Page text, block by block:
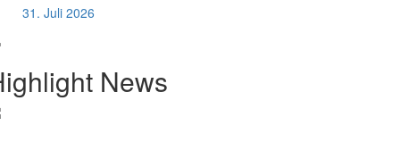
31. Juli 2026
News